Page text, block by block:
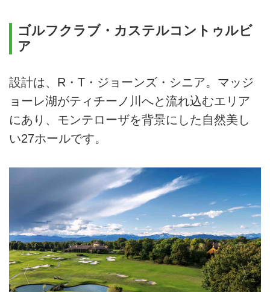
ゴルフクラブ・カステルコントゥルビ
ア
設計は、R・T・ジョーンズ・シニア。マッジ
ョーレ湖がティチーノ川へと流れ込むエリア
にあり、モンテローザを背景にした自然美し
い27ホールです。